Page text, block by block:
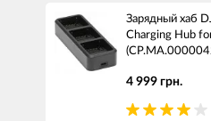
Зарядный хаб
Charging Hub
4 999 грн.